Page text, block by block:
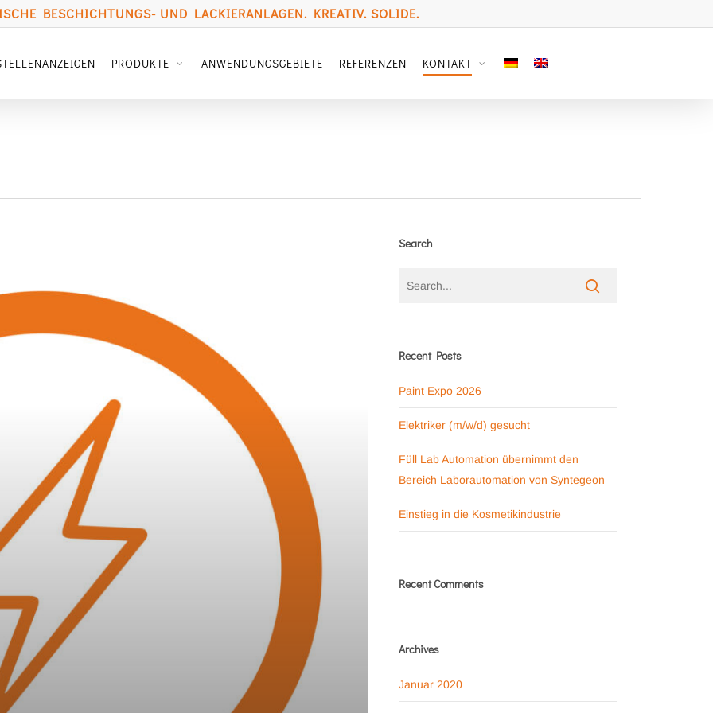
BESCHICHTUNGS- UND LACKIERANLAGEN. KREATIV. SOLIDE.
PRODUKTE ANWENDUNGSGEBIETE REFERENZEN KONTAKT
Search
Recent Posts
Paint Expo 2026
Elektriker (m/w/d) gesucht
Füll Lab Automation übernimmt den
Bereich Laborautomation von Syntegeon
Einstieg in die Kosmetikindustrie
Recent Comments
Archives
Januar 2020